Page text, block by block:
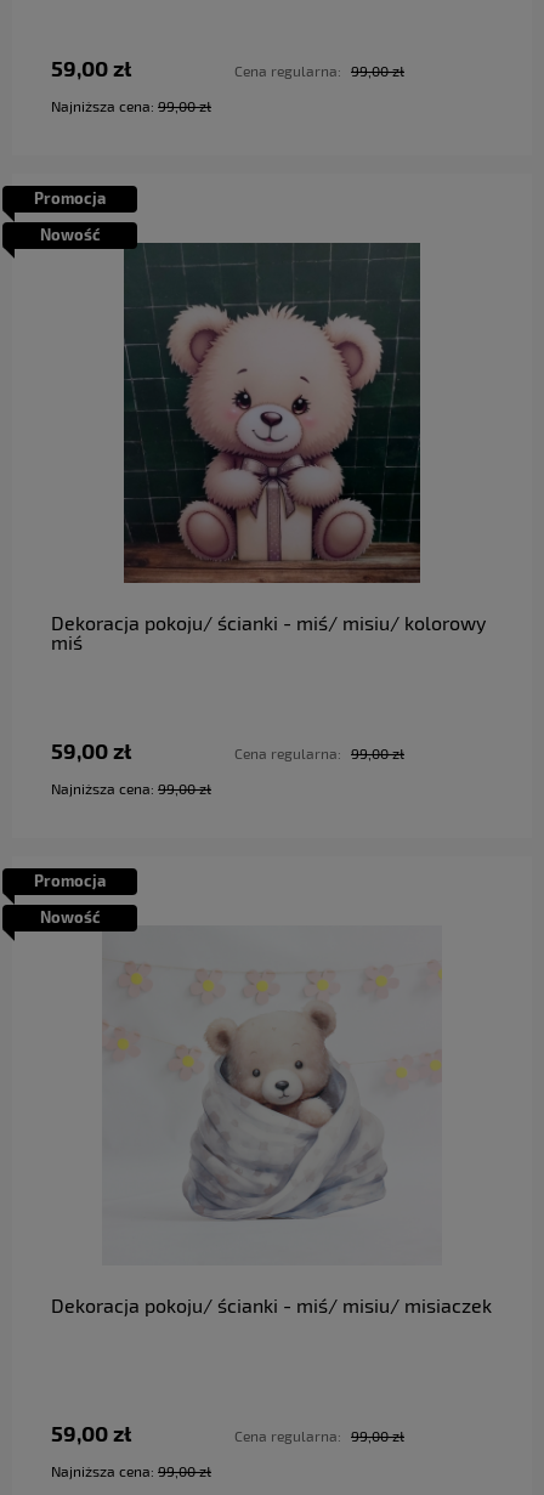
59,00 zł Cena regularna: 99,00 zł
Najniższa cena: 99,00 zł
Dekoracja pokoju/ ścianki - miś/ misiu/ kolorowy
miś
59,00 zł Cena regularna: 99,00 zł
Najniższa cena: 99,00 zł
do koszyka
Promocja
Nowość
Dekoracja pokoju/ ścianki - miś/ misiu/ misiaczek
59,00 zł Cena regularna: 99,00 zł
Najniższa cena: 99,00 zł
Promocja
Nowość